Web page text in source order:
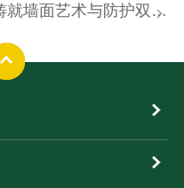
面艺术与防护双升级!